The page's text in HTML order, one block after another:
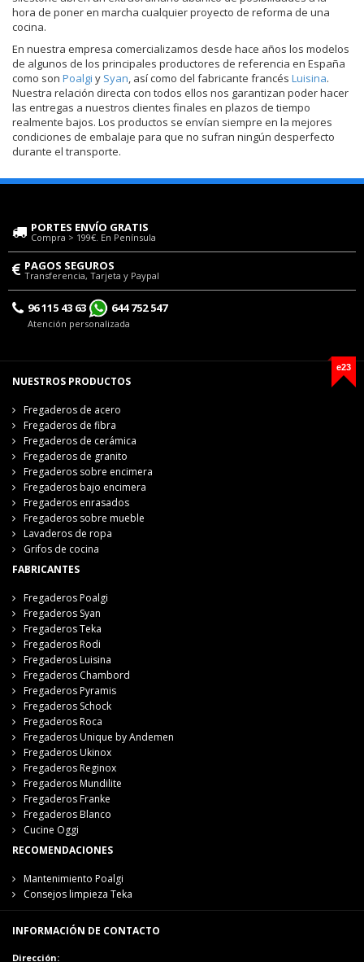
hora de poner en marcha cualquier proyecto de reforma de una
cocina.
En nuestra empresa comercializamos desde hace años los modelos
de algunos de los principales productores de referencia en España
como son Poalgi y Syan , así como del fabricante francés Luisina.
Nuestra relación directa con todos ellos nos garantizan poder hacer
las entregas a nuestros clientes finales en plazos de tiempo
realmente bajos. Los productos se envían siempre en la mejores
condiciones de embalaje para que no sufran ningún desperfecto
durante el transporte.
PORTES ENVÍO GRATIS
Compra > 199€. En Península
PAGOS SEGUROS
Transferencia, Tarjeta y Paypal
96 115 43 63 644 752 547
Atención personalizada
e23
NUESTROS PRODUCTOS
Fregaderos de acero
Fregaderos de fibra
Fregaderos de cerámica
Fregaderos de granito
Fregaderos sobre encimera
Fregaderos bajo encimera
Fregaderos enrasados
Fregaderos sobre mueble
Lavaderos de ropa
Grifos de cocina
FABRICANTES
Fregaderos Poalgi
Fregaderos Syan
Fregaderos Teka
Fregaderos Rodi
Fregaderos Luisina
Fregaderos Chambord
Fregaderos Pyramis
Fregaderos Schock
Fregaderos Roca
Fregaderos Unique by Andemen
Fregaderos Ukinox
Fregaderos Reginox
Fregaderos Mundilite
Fregaderos Franke
Fregaderos Blanco
Cucine Oggi
RECOMENDACIONES
Mantenimiento Poalgi
Consejos limpieza Teka
INFORMACIÓN DE CONTACTO
Dirección: